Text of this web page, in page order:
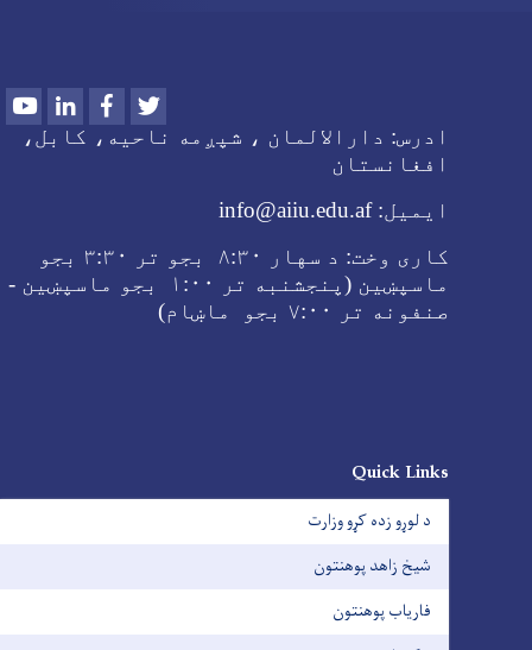
YoutubeLinkedInFacebook
ادرس: دارالالمان ، شپږمه ناحیه، کابل،
افغانستان
ایمیل: info@aiiu.edu.af
کاری وخت: د سهار ۸:۳۰ بجو تر
۳:۳۰ بجو
ماسپښین (پنجشنبه تر ۱:۰۰ بجو ماسپښین -
صنفونه تر
۷:۰۰ بجو ماښام )
Quick Links
د لوړو زده کړو وزارت
شیخ زاهد پوهنتون
فاریاب پوهنتون